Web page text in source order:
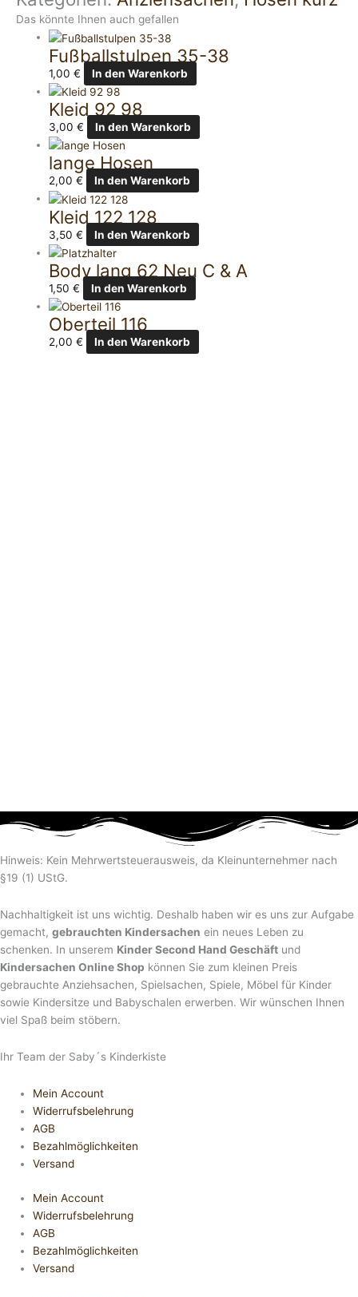
Das könnte Ihnen auch gefallen
Fußballstulpen 35-38
1,00€ In den Warenkorb
Kleid 92 98
3,00€ In den Warenkorb
lange Hosen
2,00€ In den Warenkorb
Kleid 122 128
3,50€ In den Warenkorb
Body lang 62 Neu C & A
1,50€ In den Warenkorb
Oberteil 116
2,00€ In den Warenkorb
Hinweis: Kein Mehrwertsteuerausweis, da Kleinunternehmer nach
§19 (1) UStG.
Nachhaltigkeit ist uns wichtig. Deshalb haben wir es uns zur Aufgabe
gemacht, gebrauchten Kindersachen ein neues Leben zu
schenken. In unserem Kinder Second Hand Geschäft und
Kindersachen Online Shop können Sie zum kleinen Preis
gebrauchte Anziehsachen, Spiel­sachen, Spiele, Möbel für Kinder
sowie Kindersitze und Babyschalen erwerben. Wir wünschen Ihnen
viel Spaß beim stöbern.
Ihr Team der Saby´s Kinderkiste
Mein Account
Widerrufsbelehrung
AGB
Bezahlmöglichkeiten
Versand
Mein Account
Widerrufsbelehrung
AGB
Bezahlmöglichkeiten
Versand